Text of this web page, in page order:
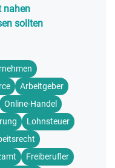
nahen
sollten
Arbeitgeber
Online-Handel
Lohnsteuer
Freiberufler